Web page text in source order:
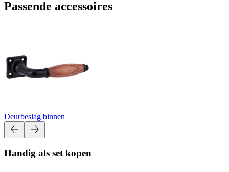
Passende accessoires
Deurbeslag binnen
Handig als set kopen